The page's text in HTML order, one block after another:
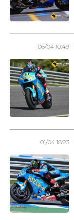
06/04 10:49
01/04 18:23